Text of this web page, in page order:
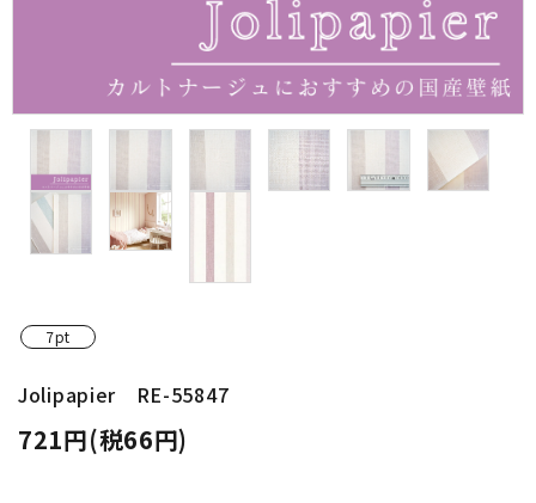
基本材料
グループ
ガイドライン
7pt
Jolipapier RE-55847
721円(税66円)